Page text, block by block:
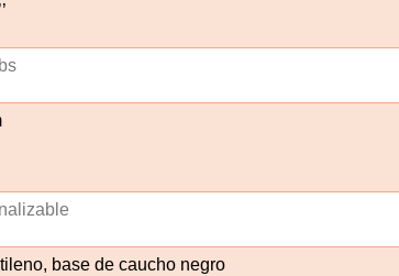
base de caucho negro